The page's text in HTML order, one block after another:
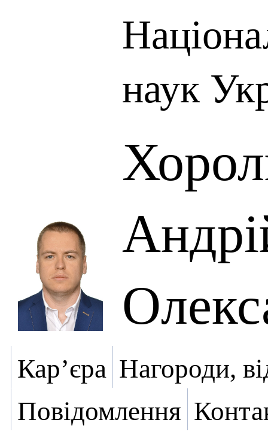
наук
Кар’єра Нагороди,
Повідомлення